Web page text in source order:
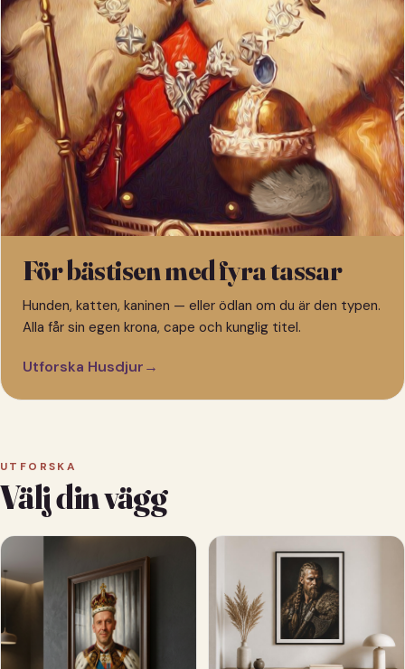
För bästisen med fyra tassar
Hunden, katten, kaninen — eller ödlan om du är den typen.
Alla får sin egen krona, cape och kunglig titel.
Utforska Husdjur→
UTFORSKA
Välj din vägg